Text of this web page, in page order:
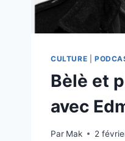
CULTURE
Bèlè et
avec
Par Mak 2